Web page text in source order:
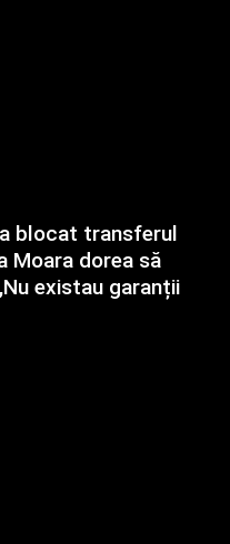
blocat transferul
Moara dorea să
existau garanții